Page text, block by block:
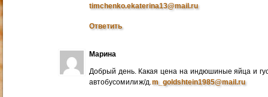
timchenko.ekaterina13@mail.ru
Ответить
Марина
Добрый день. Какая цена на индюшиные яйца и
автобусом или ж/д.m_goldshtein1985@mail.ru